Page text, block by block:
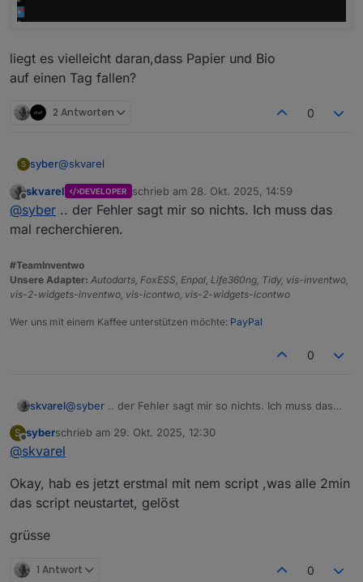
liegt es vielleicht daran,dass Papier und Bio
auf einen Tag fallen?
2 Antworten 0
S syber@skvarel
Danke für das script und deine Arbeit
ich habe ein kleines Problem mit den icons, beim
nach einem Neustart des Scriptes sind die Icons wieder
Grüsse Steffen
auf einen Tag fallen?
Offline
skvarel DEVELOPER schrieb am 28. Okt. 2025, 14:59
zuletzt editiert von
@syber .. der Fehler sagt mir so nichts. Ich muss das
mal recherchieren.
#TeamInventwo
Unsere Adapter: Autodarts, FoxESS, Enpal, Life360ng, Tidy, vis-inventwo,
vis-2-widgets-inventwo, vis-icontwo, vis-2-widgets-icontwo
Wer uns mit einem Kaffee unterstützen möchte: PayPal
0
skvarel@syber .. der Fehler sagt mir so nichts. Ich muss das
S
Offline
syberschrieb am 29. Okt. 2025, 12:30
zuletzt editiert von
@skvarel
Okay, hab es jetzt erstmal mit nem script ,was alle 2min
das script neustartet, gelöst
grüsse
1 Antwort 0